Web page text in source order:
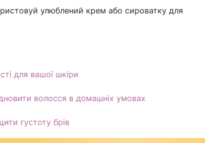
улюблений крем або сироватку для
для вашої шкіри
волосся в домашніх умовах
густоту брів